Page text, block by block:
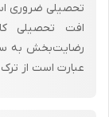
بررسی نتایج
حاکی از آن است
دبیرستان
افت تحصیلی
عبارت است از